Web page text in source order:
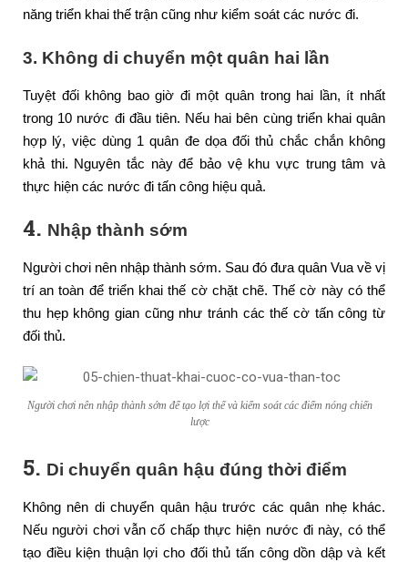
năng triển khai thế trận cũng như kiểm soát các nước đi.
3. Không di chuyển một quân hai lần
Tuyệt đối không bao giờ đi một quân trong hai lần, ít nhất
trong 10 nước đi đầu tiên. Nếu hai bên cùng triển khai quân
hợp lý, việc dùng 1 quân đe dọa đối thủ chắc chắn không
khả thi. Nguyên tắc này để bảo vệ khu vực trung tâm và
thực hiện các nước đi tấn công hiệu quả.
4. Nhập thành sớm
Người chơi nên nhập thành sớm. Sau đó đưa quân Vua về vị
trí an toàn để triển khai thế cờ chặt chẽ. Thế cờ này có thể
thu hẹp không gian cũng như tránh các thế cờ tấn công từ
đối thủ.
Người chơi nên nhập thành sớm để tạo lợi thế và kiểm soát các điểm nóng chiến
lược
5. Di chuyển quân hậu đúng thời điểm
Không nên di chuyển quân hậu trước các quân nhẹ khác.
Nếu người chơi vẫn cố chấp thực hiện nước đi này, có thể
tạo điều kiện thuận lợi cho đối thủ tấn công dồn dập và kết